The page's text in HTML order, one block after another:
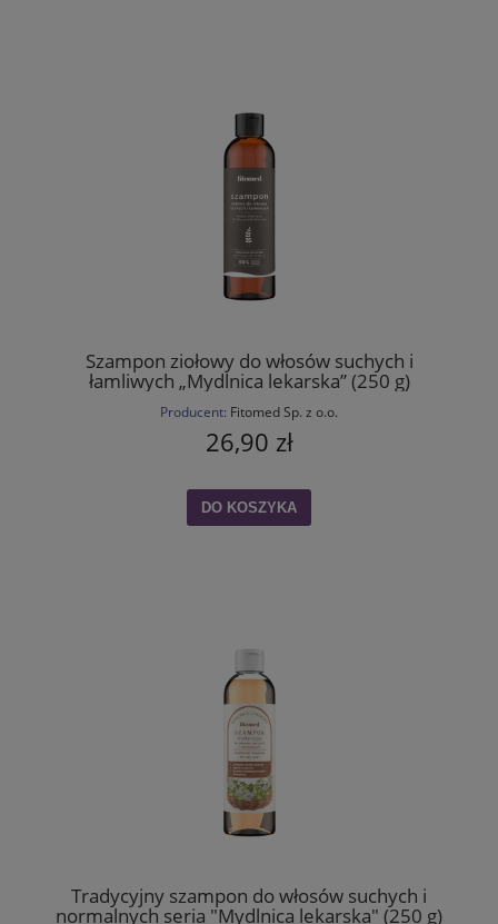
Szampon ziołowy do włosów suchych i
łamliwych „Mydlnica lekarska” (250 g)
Producent: Fitomed Sp. z o.o.
26,90 zł
DO KOSZYKA
Tradycyjny szampon do włosów suchych i
normalnych seria "Mydlnica lekarska" (250 g)